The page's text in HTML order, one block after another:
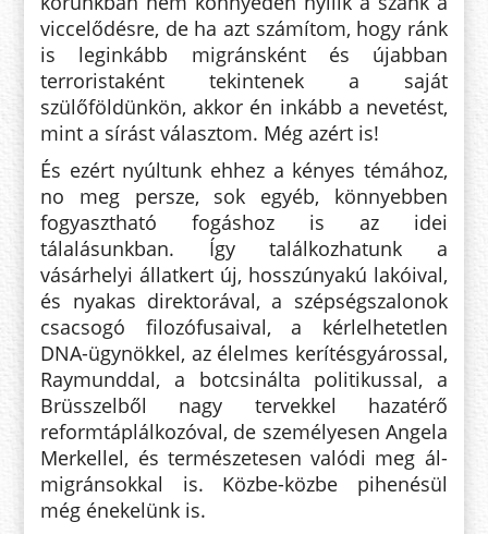
viccelődésre, de ha azt számítom, hogy ránk
is leginkább migránsként és újabban
terroristaként tekintenek a saját
szülőföldünkön, akkor én inkább a nevetést,
mint a sírást választom. Még azért is!
És ezért nyúltunk ehhez a kényes témához,
no meg persze, sok egyéb, könnyebben
fogyasztható fogáshoz is az idei
tálalásunkban. Így találkozhatunk a
vásárhelyi állatkert új, hosszúnyakú lakóival,
és nyakas direktorával, a szépségszalonok
csacsogó filozófusaival, a kérlelhetetlen
DNA-ügynökkel, az élelmes kerítésgyárossal,
Raymunddal, a botcsinálta politikussal, a
Brüsszelből nagy tervekkel hazatérő
reformtáplálkozóval, de személyesen Angela
Merkellel, és természetesen valódi meg ál-
migránsokkal is. Közbe-közbe pihenésül
még énekelünk is.